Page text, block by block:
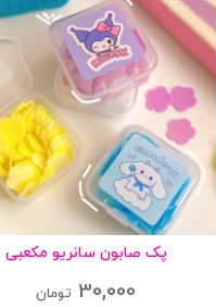
پک صابون سانریو مکعبی
30,000 تومان